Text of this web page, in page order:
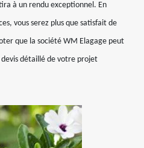
à un rendu exceptionnel. En
vous serez plus que satisfait de
que la société WM Elagage peut
détaillé de votre projet